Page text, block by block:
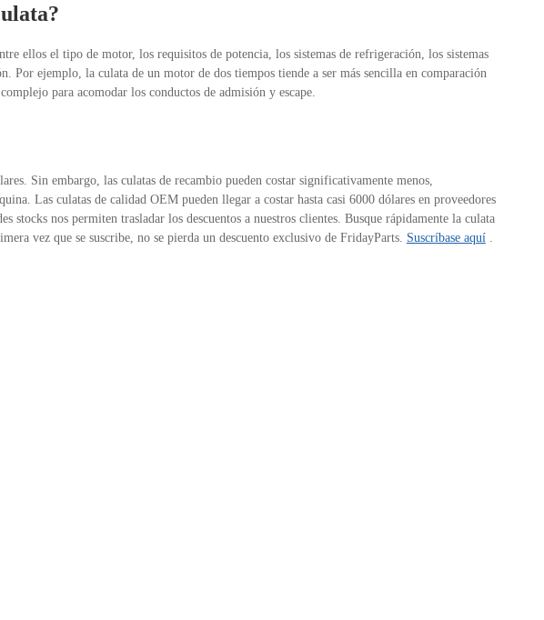
ellos el tipo de motor, los requisitos de potencia, los sistemas de refrigeración, los sistemas
Por ejemplo, la culata de un motor de dos tiempos tiende a ser más sencilla en comparación
para acomodar los conductos de admisión y escape.
Sin embargo, las culatas de recambio pueden costar significativamente menos,
Las culatas de calidad OEM pueden llegar a costar hasta casi 6000 dólares en proveedores
nos permiten trasladar los descuentos a nuestros clientes. Busque rápidamente la culata
vez que se suscribe, no se pierda un descuento exclusivo de FridayParts. Suscríbase aquí.